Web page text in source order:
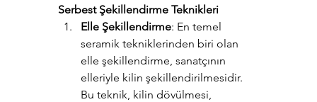
Serbest Şekillendirme Teknikleri
Elle Şekillendirme: En temel
seramik tekniklerinden biri olan
elle şekillendirme, sanatçının
elleriyle kilin şekillendirilmesidir.
Bu teknik, kilin dövülmesi,